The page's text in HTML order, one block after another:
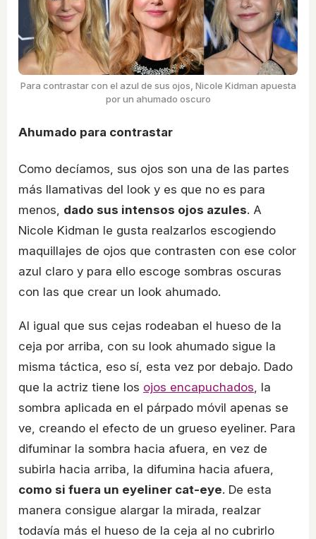
Para contrastar con el azul de sus ojos, Nicole Kidman apuesta
por un ahumado oscuro
Ahumado para contrastar
Como decíamos, sus ojos son una de las partes
más llamativas del look y es que no es para
menos, dado sus intensos ojos azules. A
Nicole Kidman le gusta realzarlos escogiendo
maquillajes de ojos que contrasten con ese color
azul claro y para ello escoge sombras oscuras
con las que crear un look ahumado.
Al igual que sus cejas rodeaban el hueso de la
ceja por arriba, con su look ahumado sigue la
misma táctica, eso sí, esta vez por debajo. Dado
que la actriz tiene los ojos encapuchados , la
sombra aplicada en el párpado móvil apenas se
ve, creando el efecto de un grueso eyeliner. Para
difuminar la sombra hacia afuera, en vez de
subirla hacia arriba, la difumina hacia afuera,
como si fuera un eyeliner cat-eye. De esta
manera consigue alargar la mirada, realzar
todavía más el hueso de la ceja al no cubrirlo